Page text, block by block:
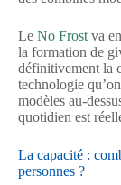
Le No Frost va
la formation de
définitivement la
technologie
modèles au-
quotidien est
La capacité :
personnes ?